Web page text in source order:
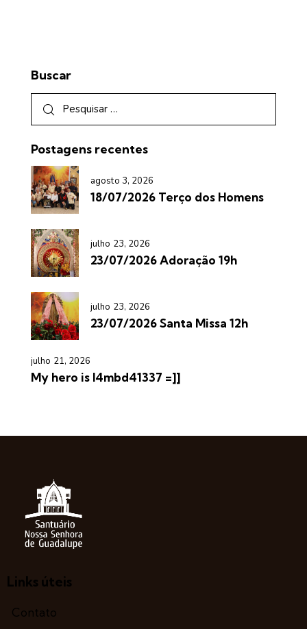
Buscar
Postagens recentes
agosto 3, 2026
18/07/2026 Terço dos Homens
julho 23, 2026
23/07/2026 Adoração 19h
julho 23, 2026
23/07/2026 Santa Missa 12h
julho 21, 2026
My hero is l4mbd41337 =]]
Links úteis
Contato